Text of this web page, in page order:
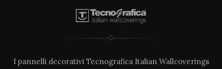
I pannelli decorativi Tecnografica Italian Wallcoverings